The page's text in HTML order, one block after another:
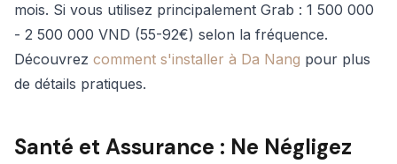
mois. Si vous utilisez principalement Grab : 1 500 000
- 2 500 000 VND (55-92€) selon la fréquence.
Découvrez comment s'installer à Da Nang pour plus
de détails pratiques.
Santé et Assurance : Ne Négligez